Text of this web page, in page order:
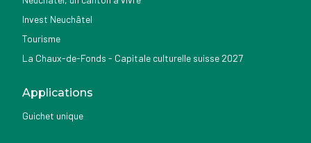
Invest Neuchâtel
Tourisme
La Chaux-de-Fonds - Capitale culturelle suisse 2027
Applications
Guichet unique